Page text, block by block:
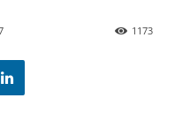
1173